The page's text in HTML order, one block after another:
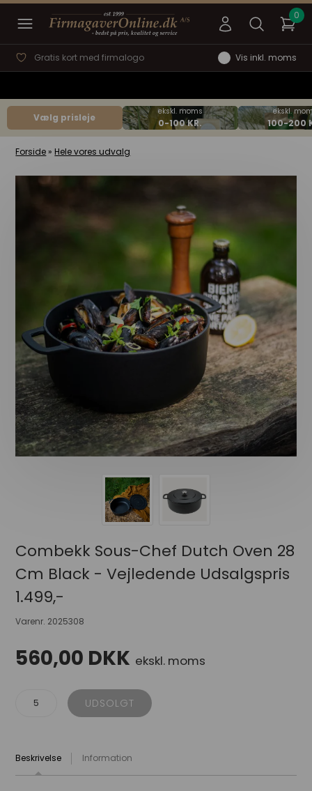
Gratis kort med firmalogo Vis inkl. moms
Vælg prisleje
Forside » Hele vores udvalg
Combekk Sous-Chef Dutch Oven 28
Cm Black - Vejledende Udsalgspris
1.499,-
Varenr. 2025308
560,00 DKK ekskl. moms
Beskrivelse Information